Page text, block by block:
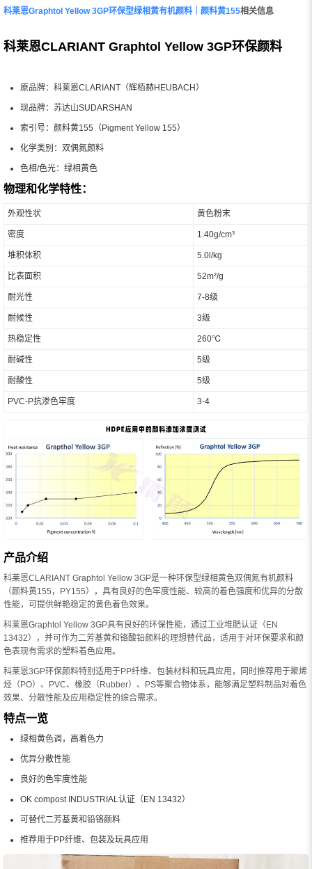
科莱恩Graphtol Yellow 3GP环保型绿相黄有机颜料｜颜料黄155相关信息
科莱恩CLARIANT Graphtol Yellow 3GP环保颜料
原品牌：科莱恩CLARIANT（辉栢赫HEUBACH）
现品牌：苏达山SUDARSHAN
索引号：颜料黄155（Pigment Yellow 155）
化学类别：双偶氮颜料
色相/色光：绿相黄色
物理和化学特性：
外观性状 黄色粉末
密度 1.40g/cm³
堆积体积 5.0l/kg
比表面积 52m²/g
耐光性 7-8级
耐候性 3级
热稳定性 260℃
耐碱性 5级
耐酸性 5级
PVC-P抗渗色牢度 3-4
产品介绍
科莱恩CLARIANT Graphtol Yellow 3GP是一种环保型绿相黄色双偶氮有机颜料
（颜料黄155，PY155），具有良好的色牢度性能、较高的着色强度和优异的分散
性能，可提供鲜艳稳定的黄色着色效果。
科莱恩Graphtol Yellow 3GP具有良好的环保性能，通过工业堆肥认证（EN
13432），并可作为二芳基黄和铬酸铅颜料的理想替代品，适用于对环保要求和颜
色表现有需求的塑料着色应用。
科莱恩3GP环保颜料特别适用于PP纤维、包装材料和玩具应用，同时推荐用于聚烯
烃（PO）、PVC、橡胶（Rubber）、PS等聚合物体系，能够满足塑料制品对着色
效果、分散性能及应用稳定性的综合需求。
特点一览
绿相黄色调，高着色力
优异分散性能
良好的色牢度性能
OK compost INDUSTRIAL认证（EN 13432）
可替代二芳基黄和铅铬颜料
推荐用于PP纤维、包装及玩具应用